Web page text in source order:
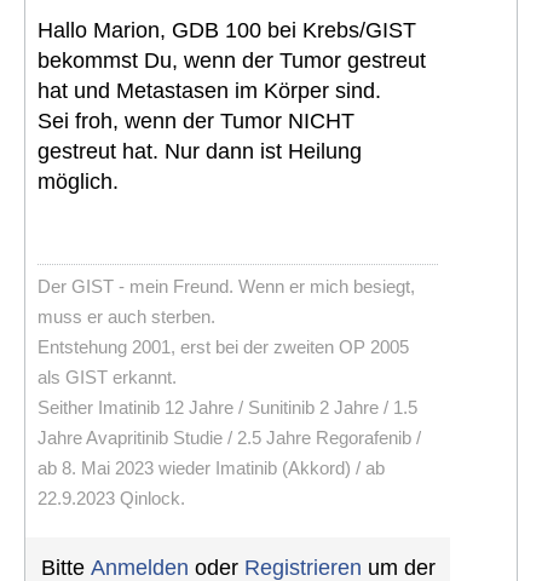
Hallo Marion, GDB 100 bei Krebs/GIST
bekommst Du, wenn der Tumor gestreut
hat und Metastasen im Körper sind.
Sei froh, wenn der Tumor NICHT
gestreut hat. Nur dann ist Heilung
möglich.
Der GIST - mein Freund. Wenn er mich besiegt,
muss er auch sterben.
Entstehung 2001, erst bei der zweiten OP 2005
als GIST erkannt.
Seither Imatinib 12 Jahre / Sunitinib 2 Jahre / 1.5
Jahre Avapritinib Studie / 2.5 Jahre Regorafenib /
ab 8. Mai 2023 wieder Imatinib (Akkord) / ab
22.9.2023 Qinlock.
Bitte Anmelden oder Registrieren um der